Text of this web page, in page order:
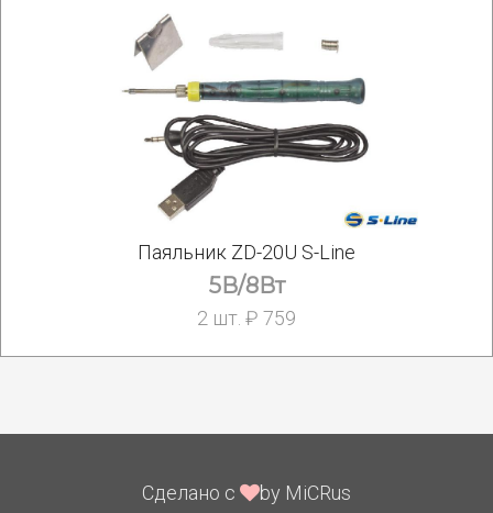
Паяльник ZD-20U S-Line
5В/8Вт
2 шт. ₽ 759
Сделано с by MiCRus